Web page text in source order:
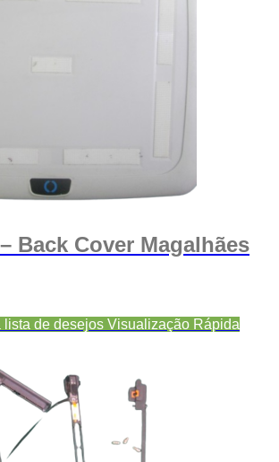
Back Cover Magalhães
lista de desejos Visualização Rápida